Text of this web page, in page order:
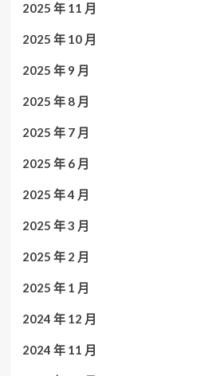
2025 年 11 月
2025 年 10 月
2025 年 9 月
2025 年 8 月
2025 年 7 月
2025 年 6 月
2025 年 4 月
2025 年 3 月
2025 年 2 月
2025 年 1 月
2024 年 12 月
2024 年 11 月